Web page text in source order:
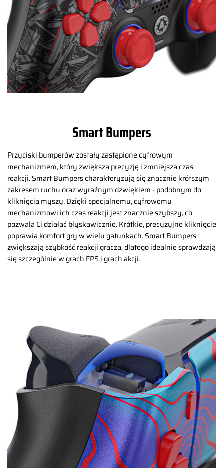
Smart Bumpers
Przyciski bumperów zostały zastąpione cyfrowym
mechanizmem, który zwiększa precyzję i zmniejsza czas
reakcji. Smart Bumpers charakteryzują się znacznie krótszym
zakresem ruchu oraz wyraźnym dźwiękiem - podobnym do
kliknięcia myszy. Dzięki specjalnemu, cyfrowemu
mechanizmowi ich czas reakcji jest znacznie szybszy, co
pozwala Ci działać błyskawicznie. Krótkie, precyzyjne kliknięcie
poprawia komfort gry w wielu gatunkach. Smart Bumpers
zwiększają szybkość reakcji gracza, dlatego idealnie sprawdzają
się szczególnie w grach FPS i grach akcji.